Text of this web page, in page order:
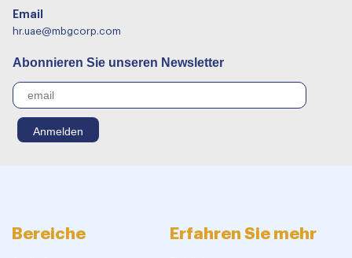
Email
hr.uae@mbgcorp.com
Abonnieren Sie unseren Newsletter
Bereiche Erfahren Sie mehr